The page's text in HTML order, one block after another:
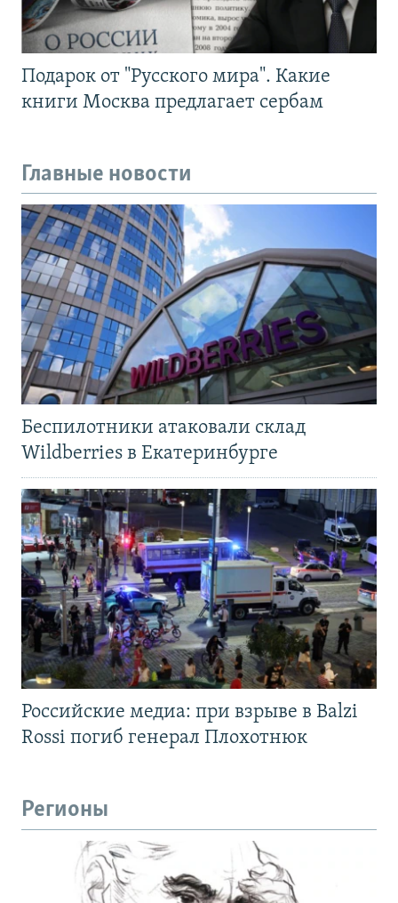
Подарок от "Русского мира". Какие
книги Москва предлагает сербам
Главные новости
Беспилотники атаковали склад
Wildberries в Екатеринбурге
Российские медиа: при взрыве в Balzi
Rossi погиб генерал Плохотнюк
Регионы